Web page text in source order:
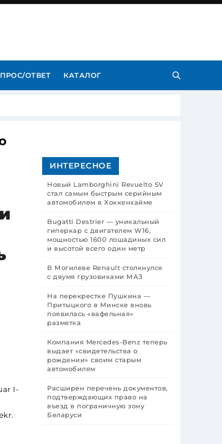
ОТВЕТ КАТАЛОГ
I-
ИНТЕРЕСНОЕ
Новый Lamborghini Revuelto SV
стал самым быстрым серийным
автомобилем в Хоккенхайме
Bugatti Destrier — уникальный
гиперкар с двигателем W16,
мощностью 1600 лошадиных сил
и высотой всего один метр
В Могилеве Renault столкнулся
с двумя грузовиками МАЗ
На перекрестке Пушкина —
Притыцкого в Минске вновь
появилась «вафельная»
разметка
Компания Mercedes-Benz теперь
выдает «свидетельства о
рождении» своим старым
автомобилям
Расширен перечень документов,
подтверждающих право на
въезд в пограничную зону
Беларуси